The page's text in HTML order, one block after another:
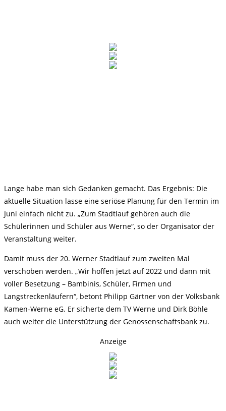
Lange habe man sich Gedanken gemacht. Das Ergebnis: Die
aktuelle Situation lasse eine seriöse Planung für den Termin im
Juni einfach nicht zu. „Zum Stadtlauf gehören auch die
Schülerinnen und Schüler aus Werne“, so der Organisator der
Veranstaltung weiter.
Damit muss der 20. Werner Stadtlauf zum zweiten Mal
verschoben werden. „Wir hoffen jetzt auf 2022 und dann mit
voller Besetzung – Bambinis, Schüler, Firmen und
Langstreckenläufern“, betont Philipp Gärtner von der Volksbank
Kamen-Werne eG. Er sicherte dem TV Werne und Dirk Böhle
auch weiter die Unterstützung der Genossenschaftsbank zu.
Anzeige